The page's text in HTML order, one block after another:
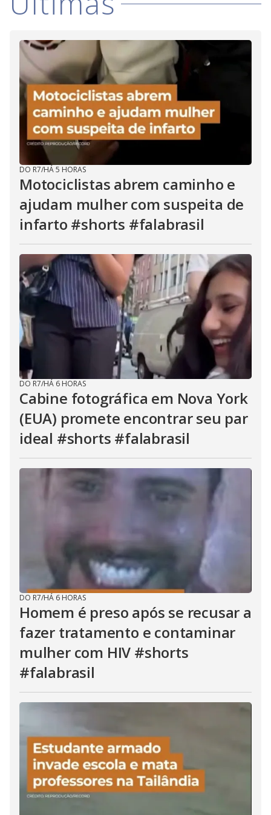
i
d
e
o
DO R7/HÁ 5 HORAS
Motociclistas abrem caminho e
ajudam mulher com suspeita de
infarto #shorts #falabrasil
DO R7/HÁ 6 HORAS
Cabine fotográfica em Nova York
(EUA) promete encontrar seu par
ideal #shorts #falabrasil
DO R7/HÁ 6 HORAS
Homem é preso após se recusar a
fazer tratamento e contaminar
mulher com HIV #shorts
#falabrasil